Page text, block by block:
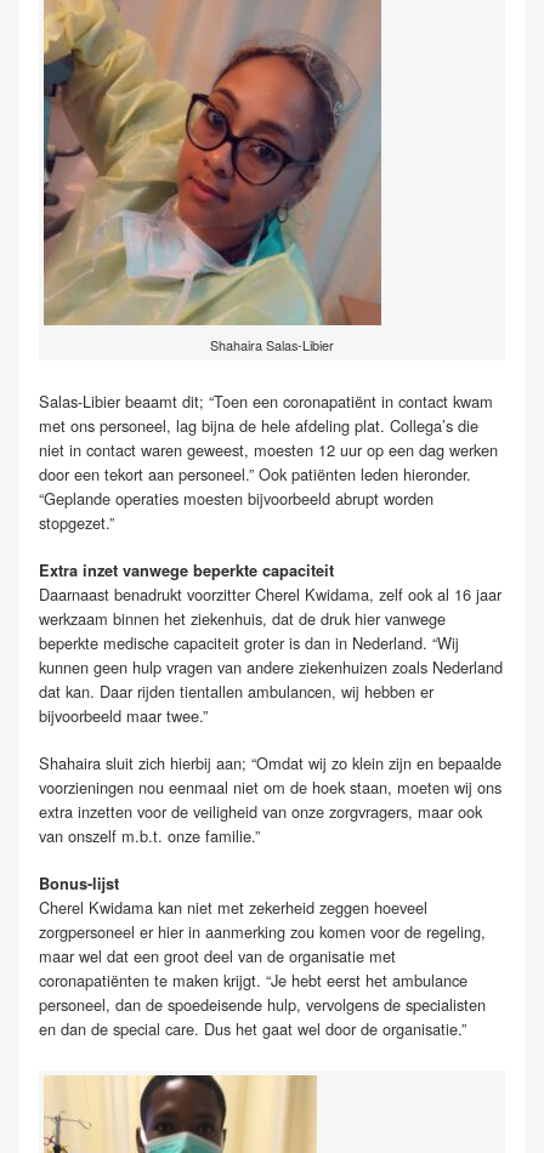
Shahaira Salas-Libier
Salas-Libier beaamt dit; “Toen een coronapatiënt in contact kwam
met ons personeel, lag bijna de hele afdeling plat. Collega’s die
niet in contact waren geweest, moesten 12 uur op een dag werken
door een tekort aan personeel.” Ook patiënten leden hieronder.
“Geplande operaties moesten bijvoorbeeld abrupt worden
stopgezet.”
Extra inzet vanwege beperkte capaciteit
Daarnaast benadrukt voorzitter Cherel Kwidama, zelf ook al 16 jaar
werkzaam binnen het ziekenhuis, dat de druk hier vanwege
beperkte medische capaciteit groter is dan in Nederland. “Wij
kunnen geen hulp vragen van andere ziekenhuizen zoals Nederland
dat kan. Daar rijden tientallen ambulancen, wij hebben er
bijvoorbeeld maar twee.”
Shahaira sluit zich hierbij aan; “Omdat wij zo klein zijn en bepaalde
voorzieningen nou eenmaal niet om de hoek staan, moeten wij ons
extra inzetten voor de veiligheid van onze zorgvragers, maar ook
van onszelf m.b.t. onze familie.”
Bonus-lijst
Cherel Kwidama kan niet met zekerheid zeggen hoeveel
zorgpersoneel er hier in aanmerking zou komen voor de regeling,
maar wel dat een groot deel van de organisatie met
coronapatiënten te maken krijgt. “Je hebt eerst het ambulance
personeel, dan de spoedeisende hulp, vervolgens de specialisten
en dan de special care. Dus het gaat wel door de organisatie.”